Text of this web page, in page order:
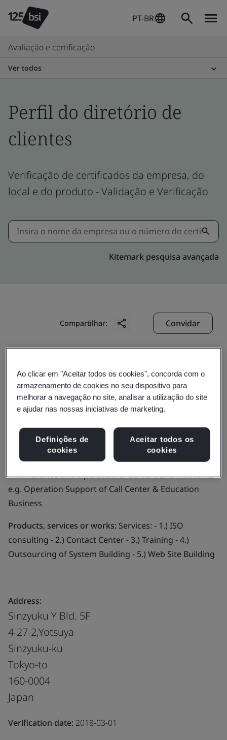
PT-BR
Avaliação e certificação
Ver todos
Perfil do diretório de
clientes
Verificação de certificados da empresa, do
local e do produto - Validação e Verificação
Kitemark pesquisa avançada
Compartilhar: Convidar
Value Up Japan Co., Ltd.
Business scope:The Consulting (incld. providing
educational services) , Systems Construction,
Maintenance and Operation of Servers and Networks -
e.g. Operation Support of Call Center & Education
Business
Products, services or works: Services: - 1.) ISO
consulting - 2.) Contact Center - 3.) Training - 4.)
Outsourcing of System Building - 5.) Web Site Building
Address:
Sinzyuku Y Bld. 5F
4-27-2,Yotsuya
Sinzyuku-ku
Tokyo-to
160-0004
Japan
Verification date: 2018-03-01
Ao clicar em "Aceitar todos os cookies", concorda com o
armazenamento de cookies no seu dispositivo para
melhorar a navegação no site, analisar a utilização do site
e ajudar nas nossas iniciativas de marketing.
Definições de
cookies
Aceitar todos os
cookies